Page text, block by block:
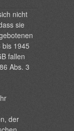
nicht
sie
1945
fallen
Abs. 3
der